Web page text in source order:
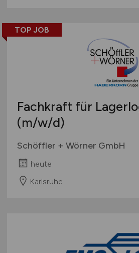
TOP JOB
Fachkraft für
(m/w/d)
Schöffler + Wörner GmbH
heute
Karlsruhe